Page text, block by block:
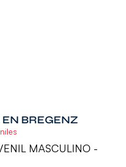
BREGENZ
MASCULINO -